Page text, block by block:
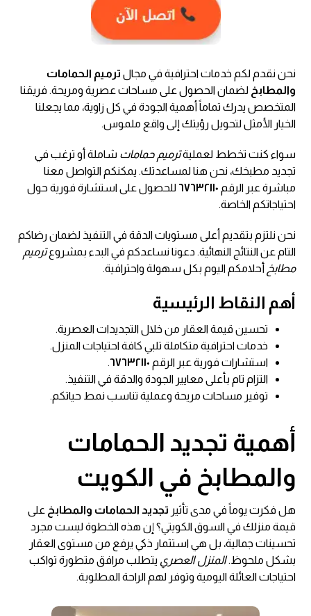
نحن نقدم لكم خدمات احترافية في مجال ترميم الحمامات
والمطابخ لضمان الحصول على مساحات عصرية ومريحة. فريقنا
المتخصص يدرك تماماً أهمية الجودة في كل زاوية، مما يجعلنا
الخيار الأمثل لتحويل رؤيتك إلى واقع ملموس.
سواء كنت تخطط لعمليةترميم حمامات شاملة أو ترغب في
تجديد مطبخك، نحن هنا لمساعدتك. يمكنكم التواصل معنا
مباشرة عبر الرقم ٦٧٦٣٢١١٠ للحصول على استشارة فورية حول
احتياجاتكم الخاصة.
نحن نلتزم بتقديم أعلى مستويات الدقة في التنفيذ لضمان رضاكم
التام عن النتائج النهائية. دعونا نساعدكم في البدء بمشروعترميم
مطابخ أحلامكم اليوم بكل سهولة واحترافية.
أهم النقاط الرئيسية
تحسين قيمة العقار من خلال التجديدات العصرية.
خدمات احترافية متكاملة تلبي كافة احتياجات المنزل.
استشارات فورية عبر الرقم ٦٧٦٣٢١١٠.
التزام تام بأعلى معايير الجودة والدقة في التنفيذ.
توفير مساحات مريحة وعملية تناسب نمط حياتكم.
أهمية تجديد الحمامات
والمطابخ في الكويت
هل فكرت يوماً في مدى تأثير تجديد الحمامات والمطابخ على
قيمة منزلك في السوق الكويتي؟ إن هذه الخطوة ليست مجرد
تحسينات جمالية، بل هي استثمار ذكي يرفع من مستوى العقار
بشكل ملحوظ.المنزل العصري يتطلب مرافق متطورة تواكب
احتياجات العائلة اليومية وتوفر لهم الراحة المطلوبة.